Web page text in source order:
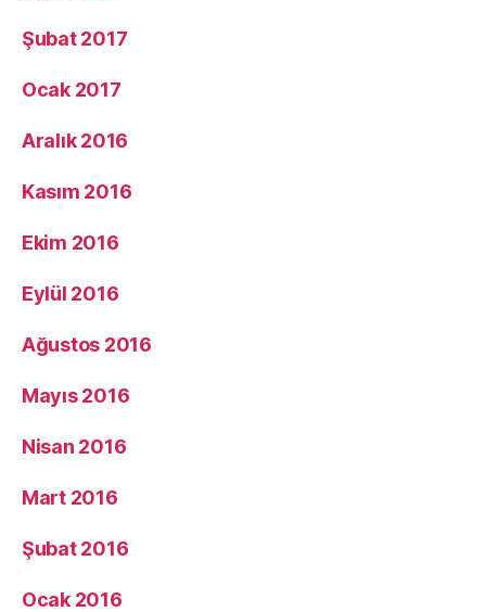
Şubat 2017
Ocak 2017
Aralık 2016
Kasım 2016
Ekim 2016
Eylül 2016
Ağustos 2016
Mayıs 2016
Nisan 2016
Mart 2016
Şubat 2016
Ocak 2016